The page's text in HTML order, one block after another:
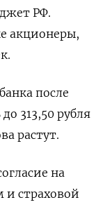
РФ.
акционеры,
после
313,50 рубля
растут.
на
и страховой